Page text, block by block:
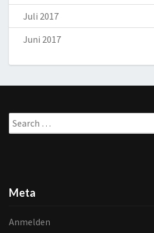
Juli 2017
Juni 2017
Search
for:
Meta
Anmelden